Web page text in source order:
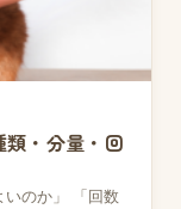
・分量・回
いのか」 「回数